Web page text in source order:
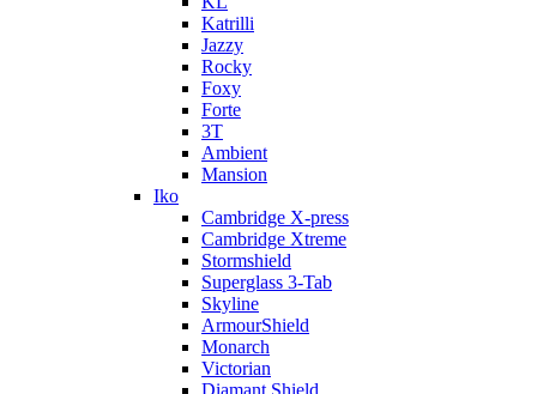
Katrilli
Jazzy
Rocky
Foxy
Forte
3T
Ambient
Mansion
Iko
Cambridge X-press
Cambridge Xtreme
Stormshield
Superglass 3-Tab
Skyline
ArmourShield
Monarch
Victorian